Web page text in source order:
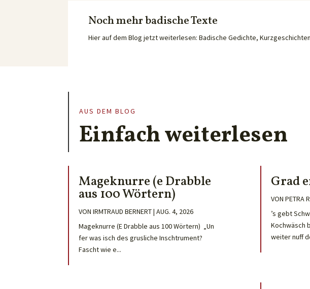
Noch mehr badische Texte
Hier auf dem Blog jetzt weiterlesen: Badische Gedichte,
AUS DEM BLOG
Einfach weiterlesen
Mageknurre (e Drabble
aus 100 Wörtern)
VONIRMTRAUD BERNERT|AUG. 4, 2026
Mageknurre (E Drabble aus 100 Wörtern) „Un
fer was isch des grusliche Inschtrument?
Fascht wie e...
Grad
VON PETRA
’s gebt
Kochwäsch
weiter nuff